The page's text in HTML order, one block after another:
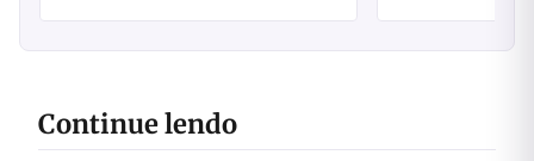
Continue lendo